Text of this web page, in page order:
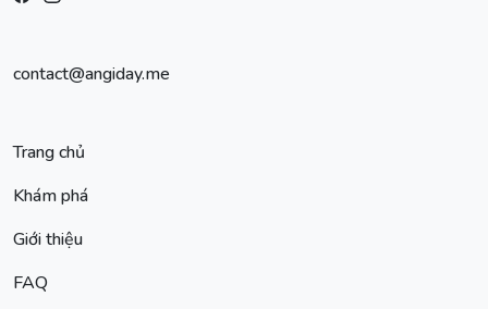
contact@angiday.me
Trang chủ
Khám phá
Giới thiệu
FAQ